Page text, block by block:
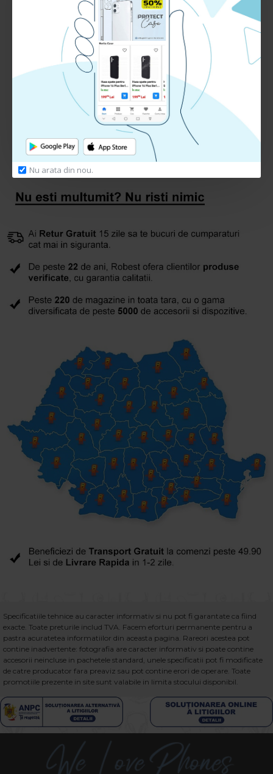
Nu arata din nou.
Compatibilitate: Universal
RECENZII CLIENTI:
Nu sunt recenzii la acest produs.
Adauga Recenzie
autentifica-te sau
inregistreaza un cont nou
pentru a putea lasa o recenzie
Specificatiile tehnice au caracter informativ si nu pot fi garantate ca fiind
exacte. Toate preturile includ TVA. Facem eforturi permanente pentru a
pastra acuratetea informatiilor din aceasta pagina. Rareori acestea pot
contine inadvertente: fotografia are caracter informativ si poate contine
accesorii neincluse in pachetele standard, unele specificatii pot fi modificate
de catre producator fara preaviz sau pot contine erori de operare. Toate
promotiile prezente in site sunt valabile in limita stocului disponibil.